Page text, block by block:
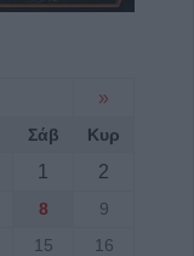
»
Σάβ Κυρ
1
2
8
9
15
16